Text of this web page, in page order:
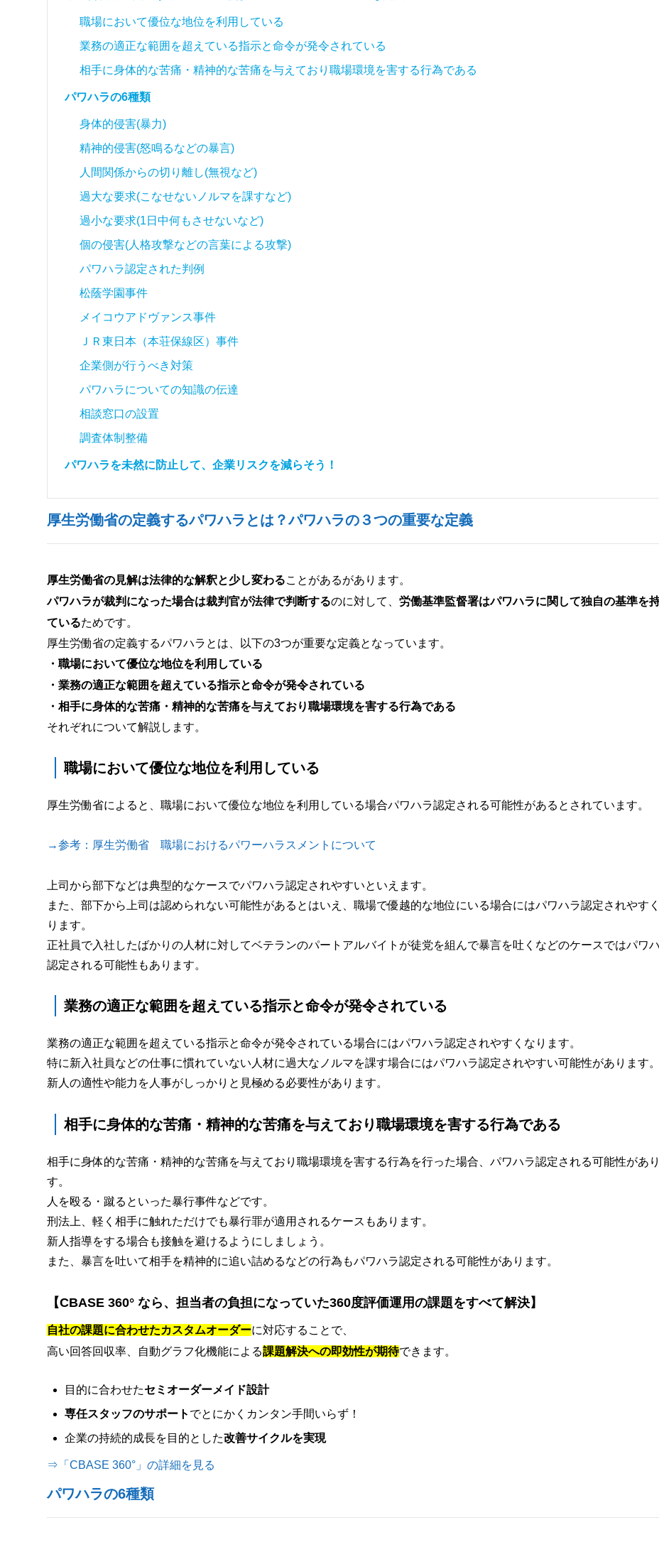
職場において優位な地位を利用している
業務の適正な範囲を超えている指示と命令が発令されている
相手に身体的な苦痛・精神的な苦痛を与えており職場環境を害する行為である
パワハラの6種類
身体的侵害(暴力)
精神的侵害(怒鳴るなどの暴言)
人間関係からの切り離し(無視など)
過大な要求(こなせないノルマを課すなど)
過小な要求(1日中何もさせないなど)
個の侵害(人格攻撃などの言葉による攻撃)
パワハラ認定された判例
松蔭学園事件
メイコウアドヴァンス事件
ＪＲ東日本（本荘保線区）事件
企業側が行うべき対策
パワハラについての知識の伝達
相談窓口の設置
調査体制整備
パワハラを未然に防止して、企業リスクを減らそう！
厚生労働省の定義するパワハラとは？パワハラの３つの重要な定義
厚生労働省の見解は法律的な解釈と少し変わることがあるがあります。
パワハラが裁判になった場合は裁判官が法律で判断するのに対して、 労働基準監督署はパワハラに関して独自の基準を
ているためです。
厚生労働省の定義するパワハラとは、以下の3つが重要な定義となっています。
・職場において優位な地位を利用している
・業務の適正な範囲を超えている指示と命令が発令されている
・相手に身体的な苦痛・精神的な苦痛を与えており職場環境を害する行為である
それぞれについて解説します。
職場において優位な地位を利用している
厚生労働省によると、職場において優位な地位を利用している場合パワハラ認定される可能性があるとされています。
→参考：厚生労働省 職場におけるパワーハラスメントについて
上司から部下などは典型的なケースでパワハラ認定されやすいといえます。
また、部下から上司は認められない可能性があるとはいえ、職場で優越的な地位にいる場合にはパワハラ認定されやす
ります。
正社員で入社したばかりの人材に対してベテランのパートアルバイトが徒党を組んで暴言を吐くなどのケースではパワ
認定される可能性もあります。
業務の適正な範囲を超えている指示と命令が発令されている
業務の適正な範囲を超えている指示と命令が発令されている場合にはパワハラ認定されやすくなります。
特に新入社員などの仕事に慣れていない人材に過大なノルマを課す場合にはパワハラ認定されやすい可能性があります。
新人の適性や能力を人事がしっかりと見極める必要性があります。
相手に身体的な苦痛・精神的な苦痛を与えており職場環境を害する行為である
相手に身体的な苦痛・精神的な苦痛を与えており職場環境を害する行為を行った場合、パワハラ認定される可能性があ
す。
人を殴る・蹴るといった暴行事件などです。
刑法上、軽く相手に触れただけでも暴行罪が適用されるケースもあります。
新人指導をする場合も接触を避けるようにしましょう。
また、暴言を吐いて相手を精神的に追い詰めるなどの行為もパワハラ認定される可能性があります。
【CBASE 360° なら、担当者の負担になっていた360度評価運用の課題をすべて解決】
自社の課題に合わせたカスタムオーダーに対応することで、
高い回答回収率、自動グラフ化機能による課題解決への即効性が期待できます。
目的に合わせたセミオーダーメイド設計
専任スタッフのサポート でとにかくカンタン手間いらず！
企業の持続的成長を目的とした改善サイクルを実現
⇒「CBASE 360°」の詳細を見る
パワハラの6種類